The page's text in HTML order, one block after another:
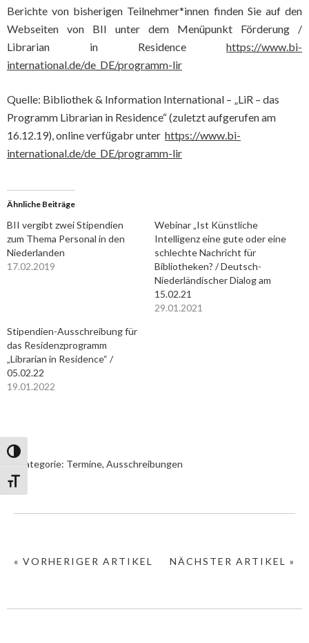
Umschalten auf hohe Kontraste
Schrift vergrößern
Berichte von bisherigen Teilnehmer*innen finden Sie auf den
Webseiten von BII unter dem Menüpunkt Förderung /
Librarian in Residence https://www.bi-
international.de/de_DE/programm-lir
Quelle: Bibliothek & Information International – „LiR – das
Programm Librarian in Residence“ (zuletzt aufgerufen am
16.12.19), online verfügabr unter https://www.bi-
international.de/de_DE/programm-lir
Ähnliche Beiträge
BII vergibt zwei Stipendien
zum Thema Personal in den
Niederlanden
17.02.2019
Webinar „Ist Künstliche
Intelligenz eine gute oder eine
schlechte Nachricht für
Bibliotheken? / Deutsch-
Niederländischer Dialog am
15.02.21
29.01.2021
Stipendien-Ausschreibung für
das Residenzprogramm
„Librarian in Residence“ /
05.02.22
19.01.2022
In Kategorie: Termine, Ausschreibungen
NÄCHSTER ARTIKEL »
« VORHERIGER ARTIKEL